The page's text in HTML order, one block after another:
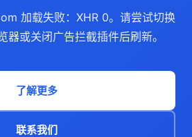
加载失败：XHR 0。请尝试切换
或关闭广告拦截插件后刷新。
了解更多
联系我们